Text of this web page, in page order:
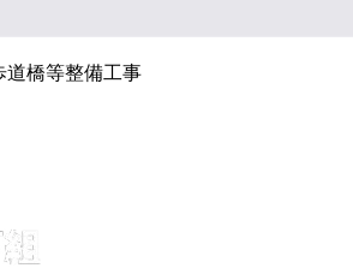
道橋等整備工事